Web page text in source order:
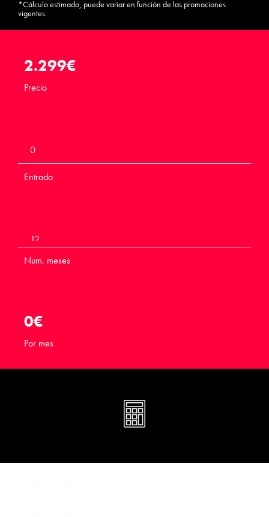
*Cálculo estimado, puede variar en función de las promociones
vigentes.
2.299€
Precio
Entrada
Num. meses
0€
Por mes